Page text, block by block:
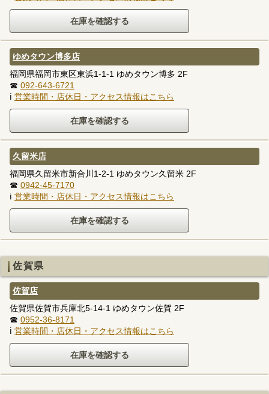
ゆめタウン博多店
福岡県福岡市東区東浜1-1-1 ゆめタウン博多 2F
☎ 092-643-6721
ℹ 営業時間・店休日・アクセス情報はこちら
久留米店
福岡県久留米市新合川1-2-1 ゆめタウン久留米 2F
☎ 0942-45-7170
ℹ 営業時間・店休日・アクセス情報はこちら
佐賀県
佐賀店
佐賀県佐賀市兵庫北5-14-1 ゆめタウン佐賀 2F
☎ 0952-36-8171
ℹ 営業時間・店休日・アクセス情報はこちら